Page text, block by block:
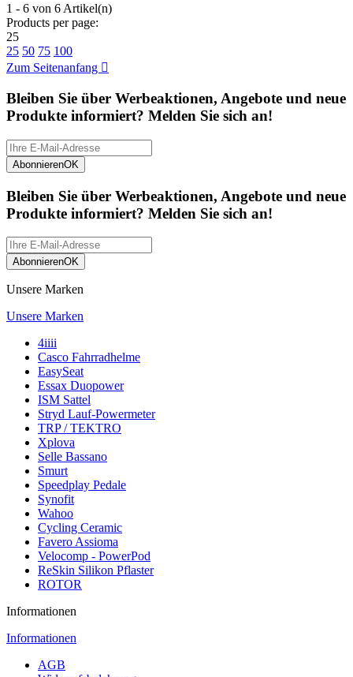
1 - 6 von 6 Artikel(n)
Products per page:
25
25 50 75 100
Zum Seitenanfang 
Bleiben Sie über Werbeaktionen, Angebote und neue
Produkte informiert? Melden Sie sich an!
AbonnierenOK
Bleiben Sie über Werbeaktionen, Angebote und neue
Produkte informiert? Melden Sie sich an!
AbonnierenOK
Unsere Marken
Unsere Marken
4iiii
Casco Fahrradhelme
EasySeat
Essax Duopower
ISM Sattel
Stryd Lauf-Powermeter
TRP / TEKTRO
Xplova
Selle Bassano
Smurt
Speedplay Pedale
Synofit
Wahoo
Cycling Ceramic
Favero Assioma
Velocomp - PowerPod
ReSkin Silikon Pflaster
ROTOR
Informationen
Informationen
AGB